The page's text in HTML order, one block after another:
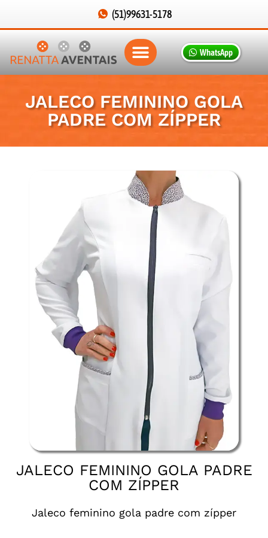
(51)99631-5178
WhatsApp
JALECO FEMININO GOLA
PADRE COM ZÍPPER
JALECO FEMININO GOLA PADRE
COM ZÍPPER
Jaleco feminino gola padre com zípper